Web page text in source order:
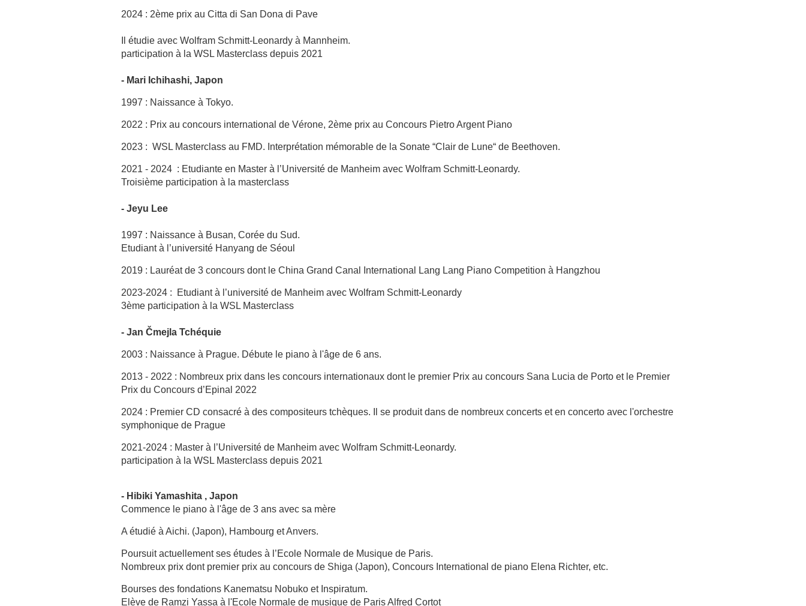
2024 : 2ème prix au Citta di San Dona di Pave
Il étudie avec Wolfram Schmitt-Leonardy à Mannheim.
participation à la WSL Masterclass depuis 2021
- Mari Ichihashi, Japon
1997 : Naissance à Tokyo.
2022 : Prix au concours international de Vérone, 2ème prix au Concours Pietro Argent Piano
2023 : WSL Masterclass au FMD. Interprétation mémorable de la Sonate “Clair de Lune“ de Beethoven.
2021 - 2024 : Etudiante en Master à l’Université de Manheim avec Wolfram Schmitt-Leonardy.
Troisième participation à la masterclass
- Jeyu Lee
1997 : Naissance à Busan, Corée du Sud.
Etudiant à l’université Hanyang de Séoul
2019 : Lauréat de 3 concours dont le China Grand Canal International Lang Lang Piano Competition à Hangzhou
2023-2024 : Etudiant à l’université de Manheim avec Wolfram Schmitt-Leonardy
3ème participation à la WSL Masterclass
- Jan Čmejla Tchéquie
2003 : Naissance à Prague. Débute le piano à l'âge de 6 ans.
2013 - 2022 : Nombreux prix dans les concours internationaux dont le premier Prix au concours Sana Lucia de Porto et le Premier
Prix du Concours d’Epinal 2022
2024 : Premier CD consacré à des compositeurs tchèques. Il se produit dans de nombreux concerts et en concerto avec l'orchestre
symphonique de Prague
2021-2024 : Master à l’Université de Manheim avec Wolfram Schmitt-Leonardy.
participation à la WSL Masterclass depuis 2021
- Hibiki Yamashita , Japon
Commence le piano à l'âge de 3 ans avec sa mère
A étudié à Aichi. (Japon), Hambourg et Anvers.
Poursuit actuellement ses études à l’Ecole Normale de Musique de Paris.
Nombreux prix dont premier prix au concours de Shiga (Japon), Concours International de piano Elena Richter, etc.
Bourses des fondations Kanematsu Nobuko et Inspiratum.
Elève de Ramzi Yassa à l'Ecole Normale de musique de Paris Alfred Cortot